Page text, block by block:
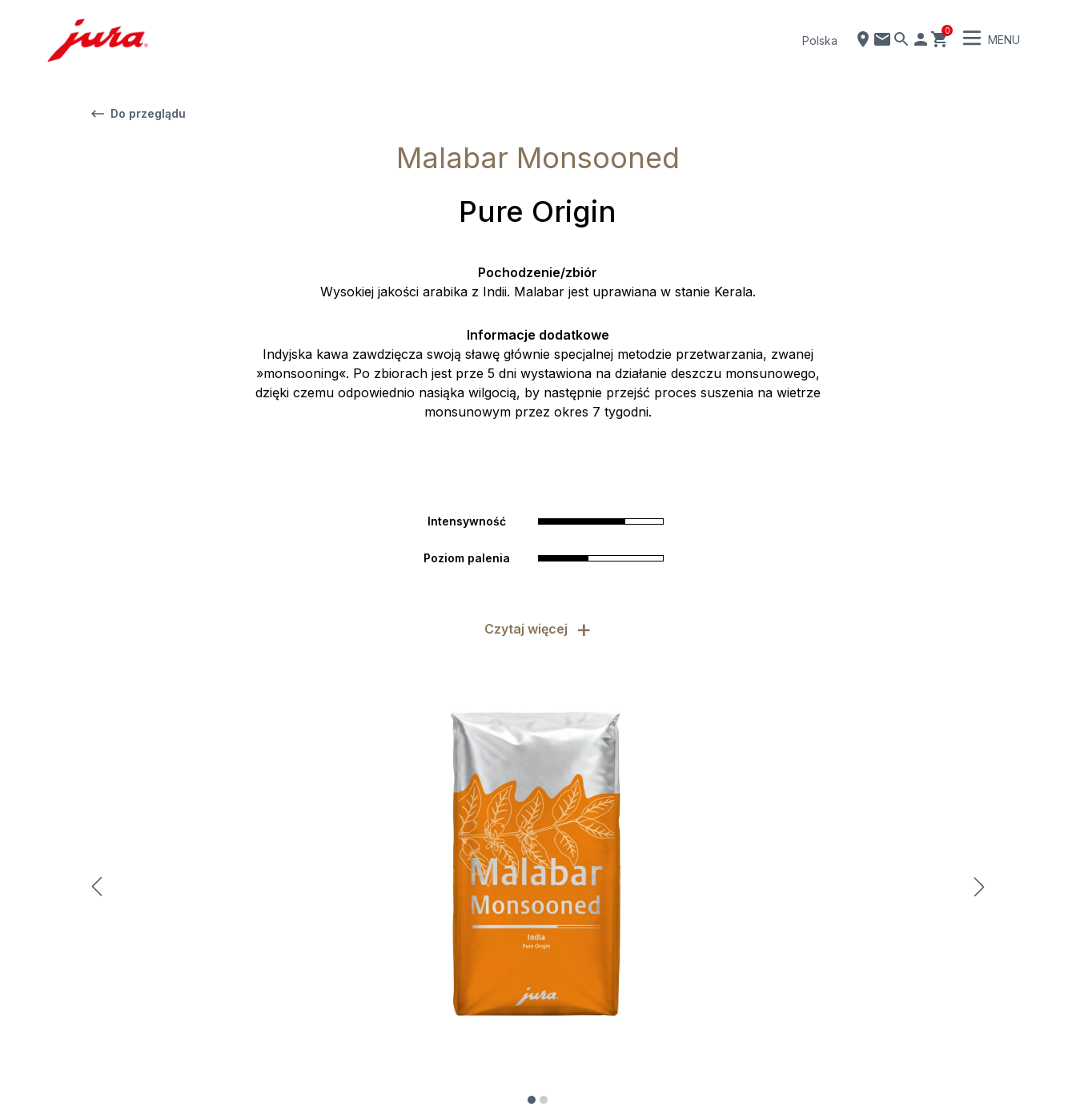
Polska
0
MENU
Do przeglądu
Malabar Monsooned
Pure Origin
Pochodzenie/zbiór
Wysokiej jakości arabika z Indii. Malabar jest uprawiana w stanie Kerala.
Informacje dodatkowe
Indyjska kawa zawdzięcza swoją sławę głównie specjalnej metodzie przetwarzania, zwanej
»monsooning«. Po zbiorach jest prze 5 dni wystawiona na działanie deszczu monsunowego,
dzięki czemu odpowiednio nasiąka wilgocią, by następnie przejść proces suszenia na wietrze
monsunowym przez okres 7 tygodni.
Intensywność
Poziom palenia
Czytaj więcej +